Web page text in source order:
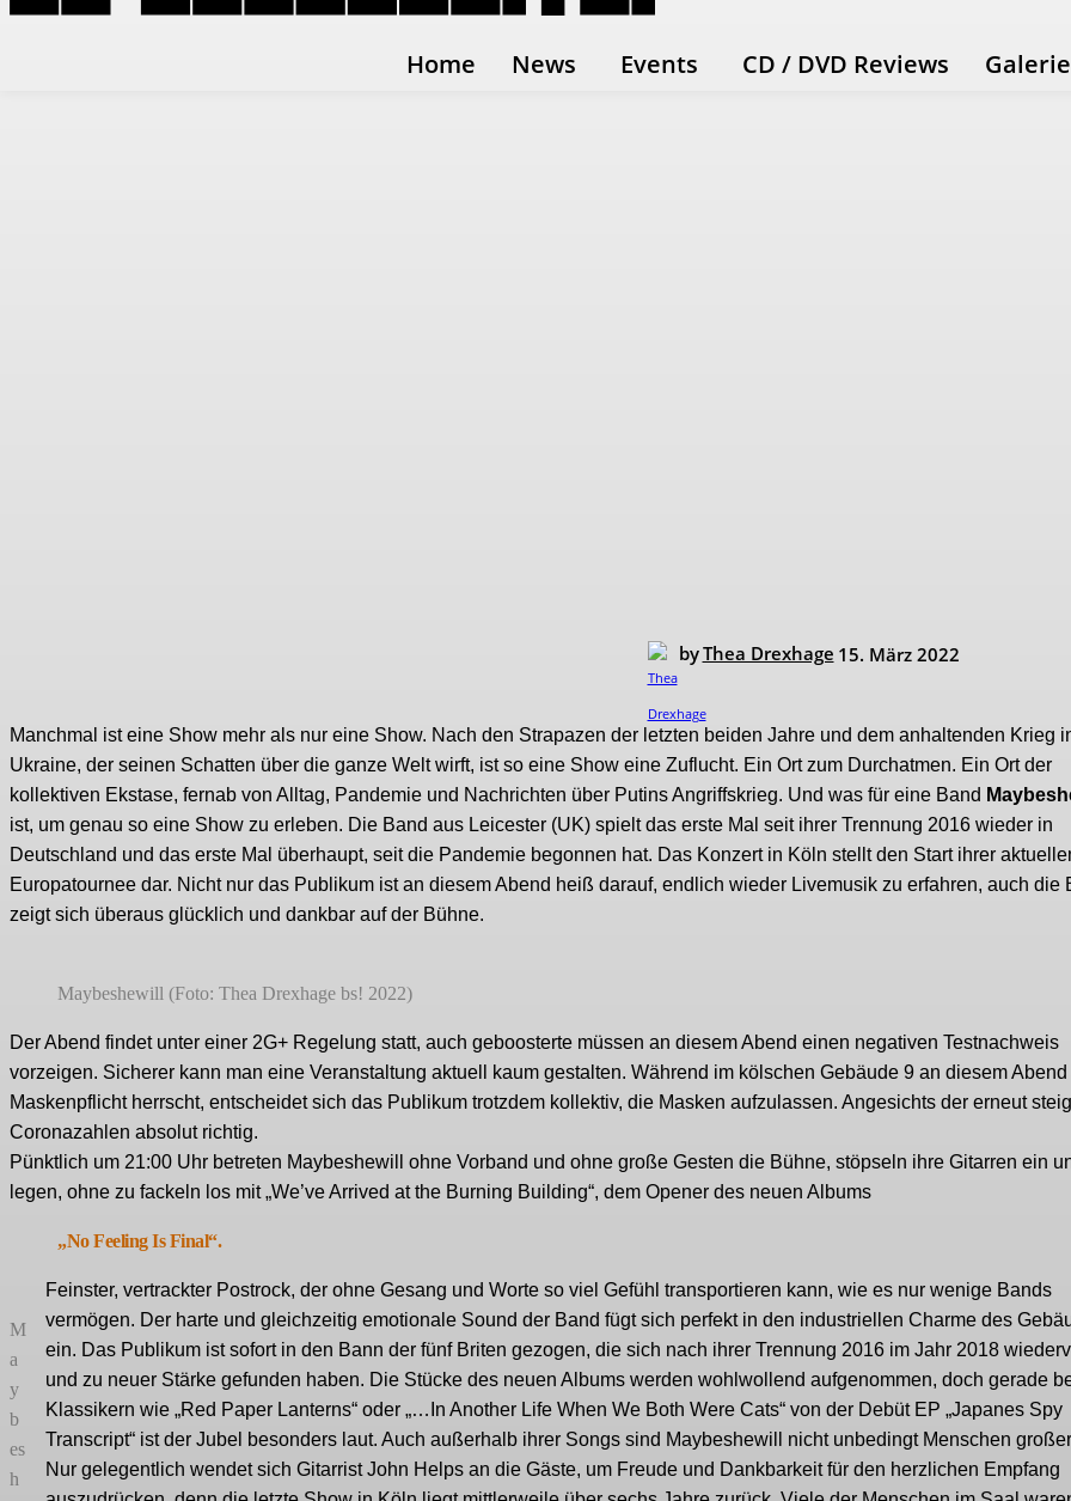
Home News Events CD / DVD Reviews Galerie
byThea Drexhage 15. März 2022
Manchmal ist eine Show mehr als nur eine Show. Nach den Strapazen der letzten beiden Jahre und dem anhaltenden Krieg
Ukraine, der seinen Schatten über die ganze Welt wirft, ist so eine Show eine Zuflucht. Ein Ort zum Durchatmen. Ein Ort der
kollektiven Ekstase, fernab von Alltag, Pandemie und Nachrichten über Putins Angriffskrieg. Und was für eine Band
ist, um genau so eine Show zu erleben. Die Band aus Leicester (UK) spielt das erste Mal seit ihrer Trennung 2016 wieder in
Deutschland und das erste Mal überhaupt, seit die Pandemie begonnen hat. Das Konzert in Köln stellt den Start ihrer
Europatournee dar. Nicht nur das Publikum ist an diesem Abend heiß darauf, endlich wieder Livemusik zu erfahren, auch die
zeigt sich überaus glücklich und dankbar auf der Bühne.
Maybeshewill (Foto: Thea Drexhage bs! 2022)
Der Abend findet unter einer 2G+ Regelung statt, auch geboosterte müssen an diesem Abend einen negativen Testnachweis
vorzeigen. Sicherer kann man eine Veranstaltung aktuell kaum gestalten. Während im kölschen Gebäude 9 an diesem
Maskenpflicht herrscht, entscheidet sich das Publikum trotzdem kollektiv, die Masken aufzulassen. Angesichts der erneut
Coronazahlen absolut richtig.
Pünktlich um 21:00 Uhr betreten Maybeshewill ohne Vorband und ohne große Gesten die Bühne, stöpseln ihre Gitarren ein
legen, ohne zu fackeln los mit „We’ve Arrived at the Burning Building“, dem Opener des neuen Albums
„No Feeling Is Final“.
M
a
y
b
es
h
Feinster, vertrackter Postrock, der ohne Gesang und Worte so viel Gefühl transportieren kann, wie es nur wenige Bands
vermögen. Der harte und gleichzeitig emotionale Sound der Band fügt sich perfekt in den industriellen Charme des
ein. Das Publikum ist sofort in den Bann der fünf Briten gezogen, die sich nach ihrer Trennung 2016 im Jahr 2018
und zu neuer Stärke gefunden haben. Die Stücke des neuen Albums werden wohlwollend aufgenommen, doch gerade
Klassikern wie „Red Paper Lanterns“ oder „…In Another Life When We Both Were Cats“ von der Debüt EP „Japanes Spy
Transcript“ ist der Jubel besonders laut. Auch außerhalb ihrer Songs sind Maybeshewill nicht unbedingt Menschen
Nur gelegentlich wendet sich Gitarrist John Helps an die Gäste, um Freude und Dankbarkeit für den herzlichen Empfang